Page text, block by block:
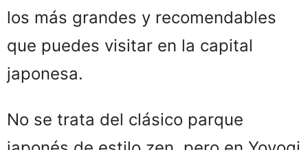
los más grandes y recomendables
que puedes visitar en la capital
japonesa.
No se trata del clásico parque